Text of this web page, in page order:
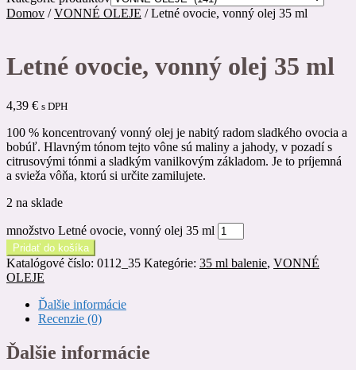
Domov /VONNÉ OLEJE /Letné ovocie, vonný olej 35 ml
Letné ovocie, vonný olej 35 ml
4,39 € s DPH
100 % koncentrovaný vonný olej je nabitý radom sladkého ovocia a
bobúľ. Hlavným tónom tejto vône sú maliny a jahody, v pozadí s
citrusovými tónmi a sladkým vanilkovým základom. Je to príjemná
a svieža vôňa, ktorú si určite zamilujete.
2 na sklade
množstvo Letné ovocie, vonný olej 35 ml
Pridať do košíka
Katalógové číslo: 0112_35 Kategórie: 35 ml balenie, VONNÉ
OLEJE
Ďalšie informácie
Recenzie (0)
Ďalšie informácie